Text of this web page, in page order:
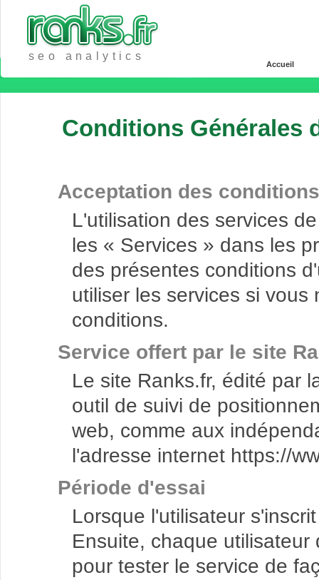
seo analytics
Accueil
Conditions Générales
Acceptation des conditions
L'utilisation des services
les « Services » dans les
des présentes conditions
utiliser les services si
conditions.
Service offert par le site
Le site Ranks.fr, édité par
outil de suivi de
web, comme aux
l'adresse internet https://
Période d'essai
Lorsque l'utilisateur
Ensuite, chaque
pour tester le service de